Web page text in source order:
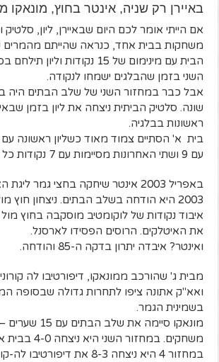
באיירן רק שניה, אינטר בחוץ, מונאקו
אם הייתי אומר לכם היום שבאיירן, ליון,
משחקות בבית אחד, כנראה שהייתם מהמרים
הבית עם מינימום של 15 נקודות
השני בזמן שהבלגים ישמחו לנקודה.
אבל כבר במחזור השני של שלב הבתים היה
שונה. סלטיק הביתית ניצחה את ליון בזמן
ראשונות בבלגיה.
עם 9 ושתי האחרונות מסיימות עם 7 נקודות כל אחת.
באפריל 2003 אינטר שיחקה בחצי גמר
2003 היא הודחה בשלב הבתים. ניצחון חוץ
איבוד נקודות של לוקומטיב מוסקבה בחוץ
את האיטלקים. הרוסים הפסידו לארסנל.
ואינטר? איבדה יתרון בדקה ה-85 והודחה.
מבית ג' שהורכב ממונאקו, דיפורטיבו לה
ואא"ק אתונה ציפו לתחרות גדולה שבסופה
בשמינית הגמר.
משחקים. במחזור השני היא ניצחה 4-0 בבית את אתונה.
במחזור 4 היא ניצחה 8-3 את